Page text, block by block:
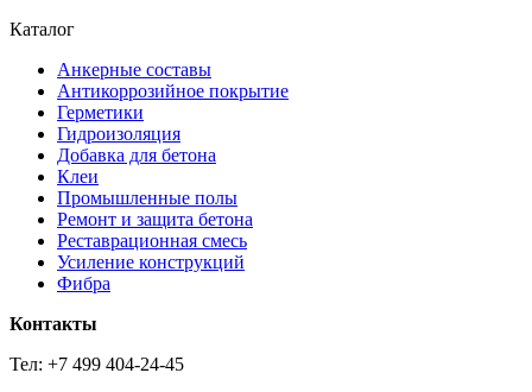
Каталог
Анкерные составы
Антикоррозийное покрытие
Герметики
Гидроизоляция
Добавка для бетона
Клеи
Промышленные полы
Ремонт и защита бетона
Реставрационная смесь
Усиление конструкций
Фибра
Контакты
Тел: +7 499 404-24-45